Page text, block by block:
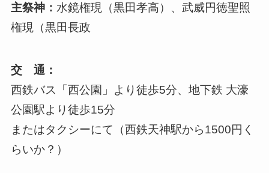
主祭神： 水鏡権現（黒田孝高）、武威円徳聖照
権現（黒田長政
交 通：
西鉄バス「西公園」より徒歩5分、地下鉄 大濠
公園駅より徒歩15分
またはタクシーにて（西鉄天神駅から1500円く
らいか？）